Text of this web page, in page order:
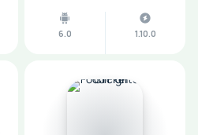
6.0 1.10.0